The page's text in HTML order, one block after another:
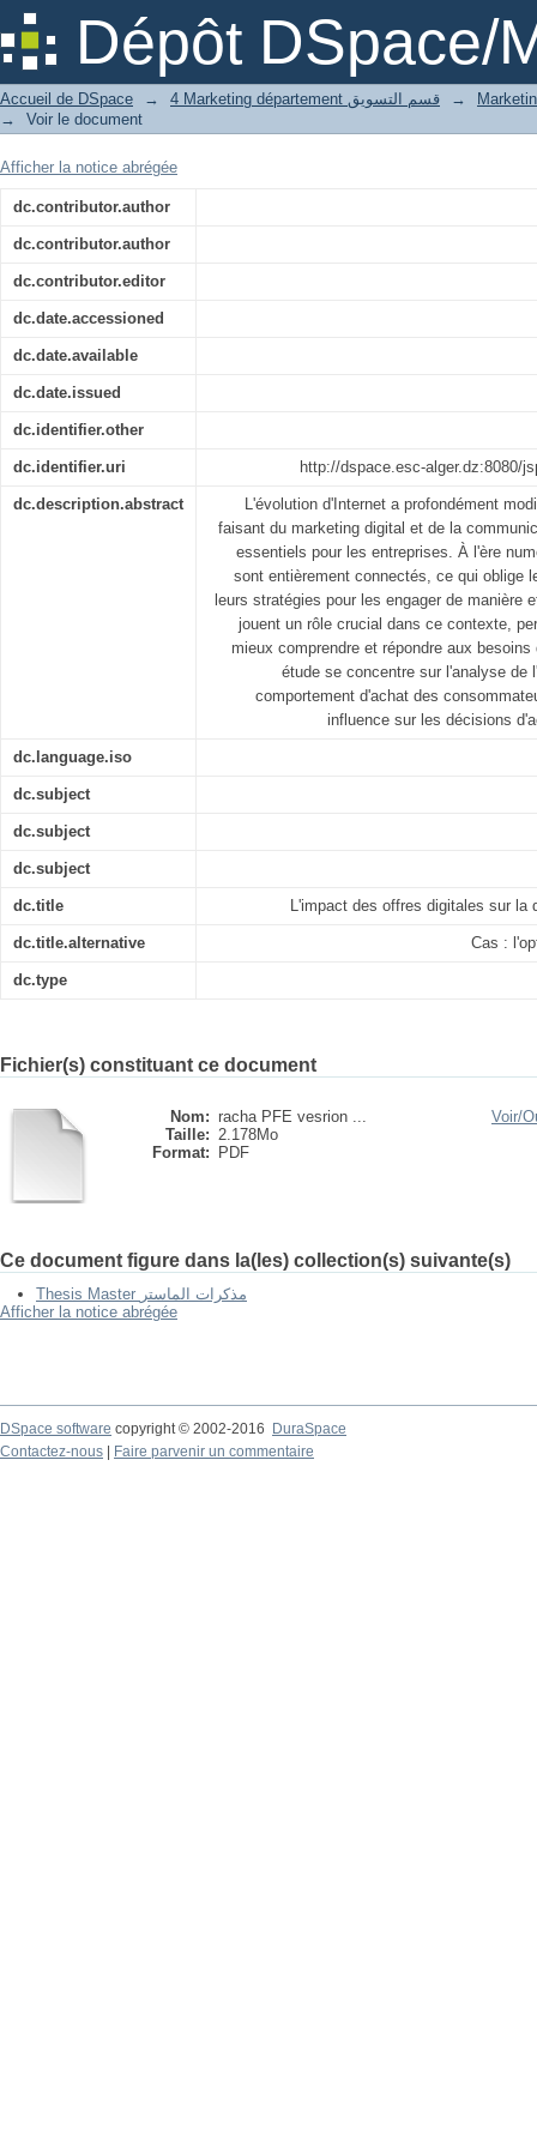
Dépôt DSpace/
L'impact des offres digitales sur la
Accueil de DSpace → 4 Marketing département قسم التسويق
→
→
Voir le document
Afficher la notice abrégée
dc.contributor.author
dc.contributor.author
dc.contributor.editor
dc.date.accessioned
dc.date.available
dc.date.issued
dc.identifier.other
dc.identifier.uri http://dspace.esc-alger.dz:8080/
dc.description.abstract
L'évolution d'Internet a profondément
faisant du marketing digital et de la
essentiels pour les entreprises. À l'ère
sont entièrement connectés, ce qui oblige
leurs stratégies pour les engager de manière
jouent un rôle crucial dans ce contexte,
mieux comprendre et répondre aux
étude se concentre sur l'analyse de
comportement d'achat des
influence sur les décisions
dc.language.iso
dc.subject
dc.subject
dc.subject
dc.title L'impact des offres digitales sur la
dc.title.alternative Cas :
dc.type
Fichier(s) constituant ce document
Nom: racha PFE vesrion ...
Taille: 2.178Mo
Format:
PDF
Voir/
Ce document figure dans la(les) collection(s) suivante(s)
Thesis Master مذكرات الماستر
Afficher la notice abrégée
DSpace software copyright © 2002-2016
DuraSpace
Contactez-nous
Faire parvenir un commentaire